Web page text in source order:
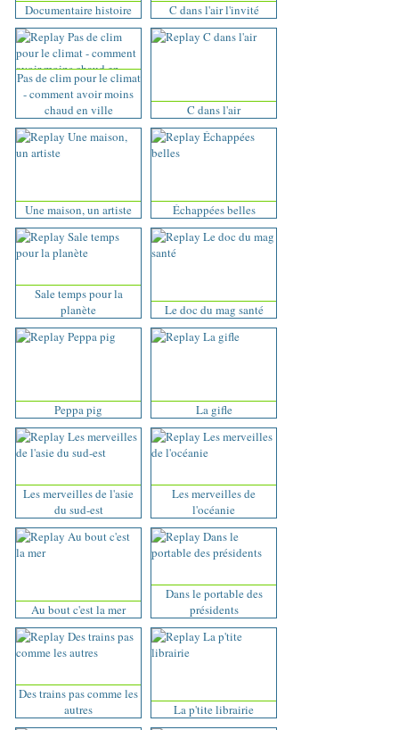
Documentaire histoire C dans l'air l'invité
Pas de clim pour le climat
- comment avoir moins
chaud en ville
C dans l'air
Une maison, un artiste Échappées belles
Sale temps pour la
planète
Le doc du mag santé
Peppa pig La gifle
Les merveilles de l'asie
du sud-est
Les merveilles de
l'océanie
Au bout c'est la mer
Dans le portable des
présidents
Des trains pas comme les
autres
La p'tite librairie